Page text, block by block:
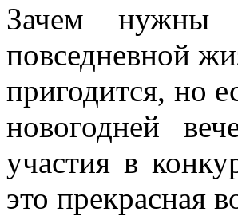
Зачем нужны
повседневной
пригодится, но
новогодней
участия в
это прекрасная